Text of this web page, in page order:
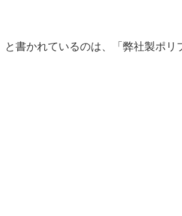
書かれているのは、「弊社製ポリ